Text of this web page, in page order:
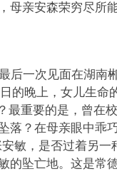
母亲安森荣穷尽所
后一次见面在湖南
的晚上，女儿生命
最重要的是，曾在
落？在母亲眼中乖
敏，是否过着另一
的坠亡地。这是常